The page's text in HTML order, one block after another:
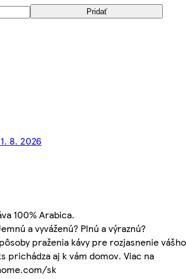
Pridať
8. 2026
100% Arabica.
a vyváženú? Plnú a výraznú?
praženia kávy pre rozjasnenie vášho
prichádza aj k vám domov. Viac na
sk